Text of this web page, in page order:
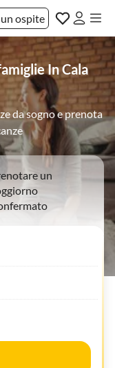
ospite
In Cala
da sogno e prenota
un